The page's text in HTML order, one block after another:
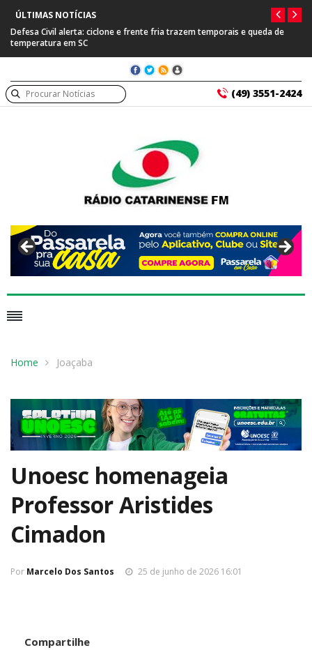
ÚLTIMAS NOTÍCIAS
Defesa Civil alerta: ciclone e frente fria trazem temporais e queda de
temperatura em SC
(49) 3551-2424
Home Joaçaba
Unoesc homenageia
Professor Aristides
Cimadon
Por Marcelo Dos Santos 25 de junho de 2026 16:01
Compartilhe